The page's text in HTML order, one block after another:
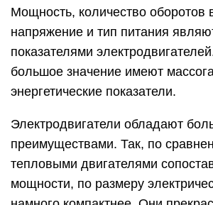
Мощность, количество оборотов
напряжение и тип питания
показателями
большое значение имеют
энергетические показатели.
Электродвигатели обладают
преимуществами. Так, по
тепловыми двигателями
мощности, по размеру